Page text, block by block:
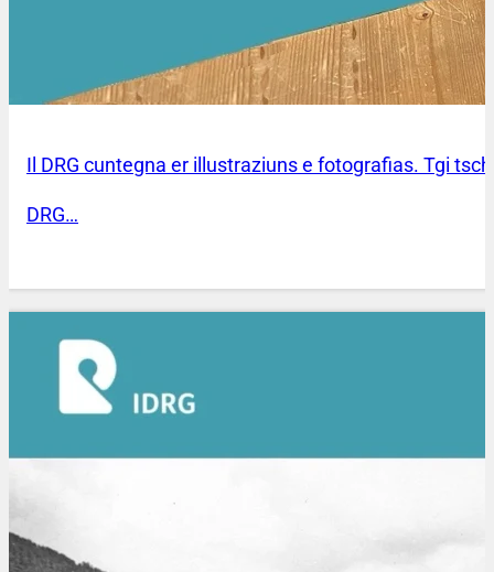
Il DRG cuntegna er illustraziuns e fotografias. Tgi
DRG…